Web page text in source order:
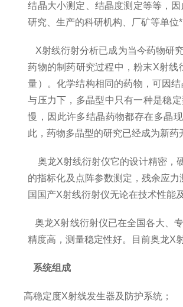
结晶大小测定、结晶度测定等等，
研究、生产的科研机构、厂矿等单位*
X射线衍射分析已成为当今药物研
药物的制药研究过程中，粉末X射线
量）。化学结构相同的药物，可因
与压力下，多晶型中只有一种是稳
慢，因此许多结晶药物都存在多晶
此，药物多晶型的研究已经成为新药
奥龙X射线衍射仪它的设计精密，
的指标化及点阵参数测定，残余应
国国产X射线衍射仪无论在技术性能
奥龙X射线衍射仪已在全国各大、
精度高，测量稳定性好。目前奥龙X
系统组成
高稳定度X射线发生器及防护系统；